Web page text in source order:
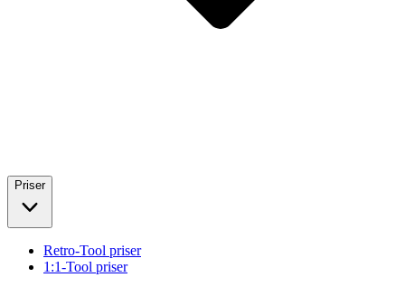
Priser
Retro-Tool priser
1:1-Tool priser